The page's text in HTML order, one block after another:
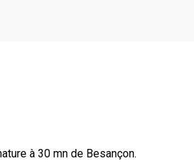
à 30 mn de Besançon.